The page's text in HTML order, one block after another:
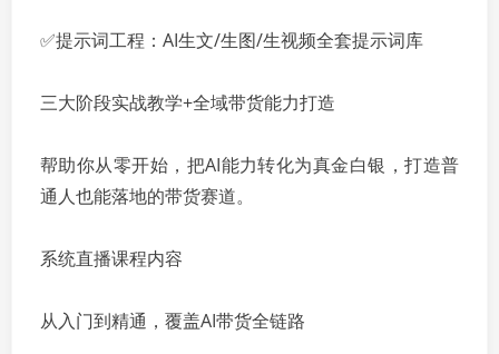
✅提示词工程：AI生文/生图/生视频全套提示词库
三大阶段实战教学+全域带货能力打造
帮助你从零开始，把AI能力转化为真金白银，打造普
通人也能落地的带货赛道。
系统直播课程内容
从入门到精通，覆盖AI带货全链路